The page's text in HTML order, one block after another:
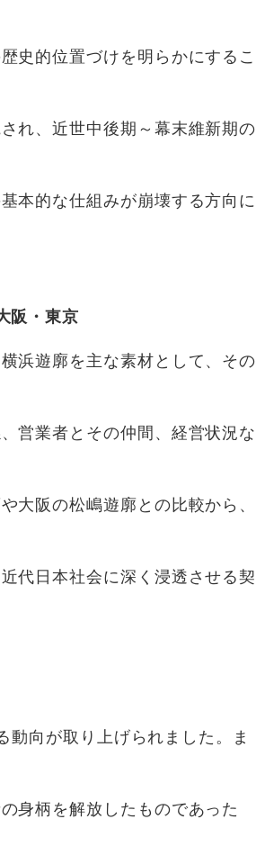
史的位置づけを明らかにするこ
れ、近世中後期～幕末維新期の
本的な仕組みが崩壊する方向に
阪・東京
浜遊廓を主な素材として、その
営業者とその仲間、経営状況な
大阪の松嶋遊廓との比較から、
代日本社会に深く浸透させる契
向が取り上げられました。ま
身柄を解放したものであった